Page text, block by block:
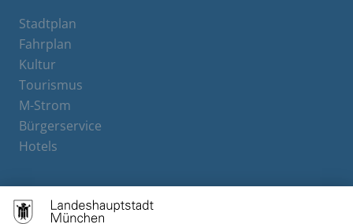
Stadtplan
Fahrplan
Kultur
Tourismus
M-Strom
Bürgerservice
Hotels
Contact